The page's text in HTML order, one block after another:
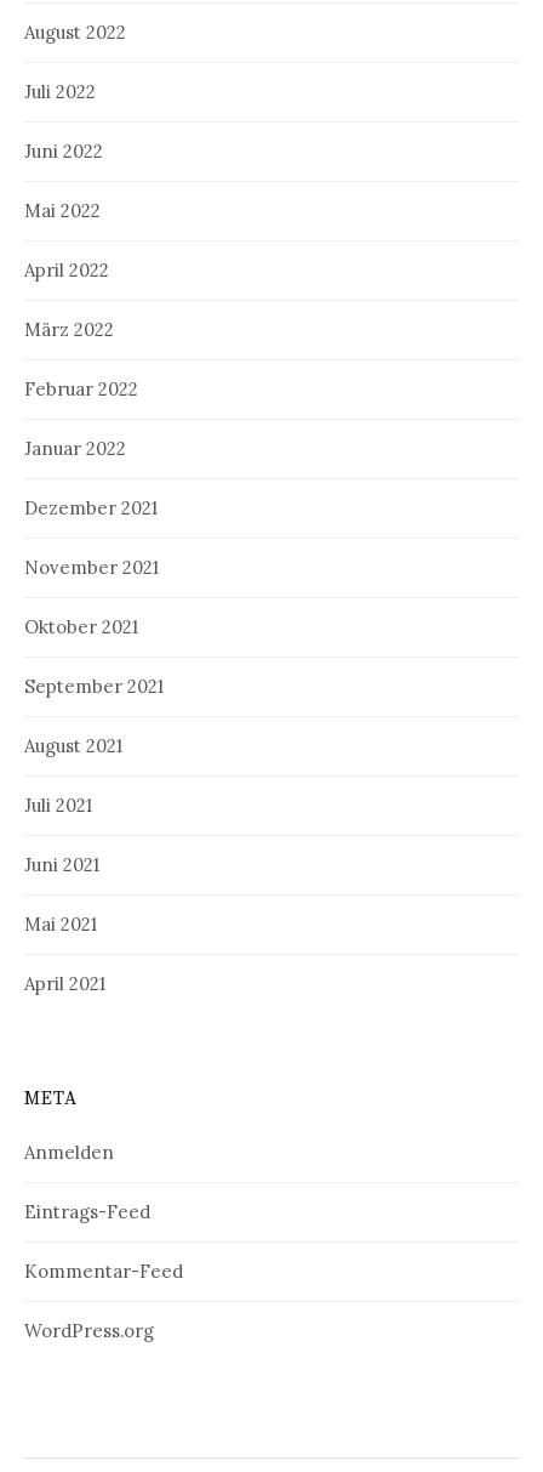
August 2022
Juli 2022
Juni 2022
Mai 2022
April 2022
März 2022
Februar 2022
Januar 2022
Dezember 2021
November 2021
Oktober 2021
September 2021
August 2021
Juli 2021
Juni 2021
Mai 2021
April 2021
META
Anmelden
Eintrags-Feed
Kommentar-Feed
WordPress.org